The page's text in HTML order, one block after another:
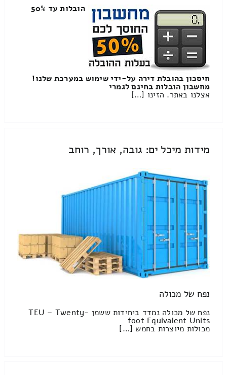
הובלות עד 50%
חיסכון בהובלת דירה על-ידי שימוש במערכת שלנו!
מחשבון הובלות בחינם לגמרי
אצלנו באתר. הזינו […]
מידות מיכל ים: גובה, אורך, רוחב
נפח של מכולה
נפח של מכולה נמדד ביחידות ששמן TEU – Twenty-
foot Equivalent Units
מכולות מיוצרות בחמש […]